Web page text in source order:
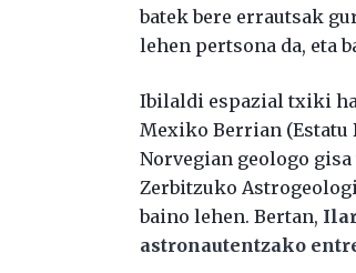
batek bere errautsak
lehen pertsona da, eta
Ibilaldi espazial txiki
Mexiko Berrian (Estatu
Norvegian geologo
Zerbitzuko
baino lehen. Bertan,
astronautentzako